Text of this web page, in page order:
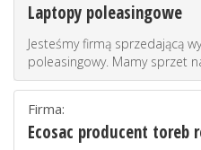
Laptopy poleasingowe
Jesteśmy firmą sprzedającą
poleasingowy. Mamy sprzet
Firma:
Ecosac producent toreb